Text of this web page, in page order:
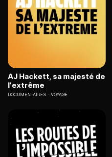
AJ Hackett, sa majesté de
l'extrême
DOCUMENTAIRES VOYAGE